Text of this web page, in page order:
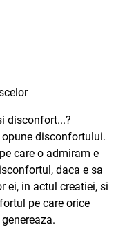
disconfort...?
disconfortului.
care o admiram e
daca e sa
ei, in actul creatiei, si
pe care orice